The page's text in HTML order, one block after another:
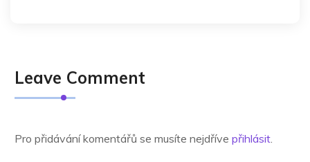
Leave Comment
Pro přidávání komentářů se musíte nejdříve přihlásit.